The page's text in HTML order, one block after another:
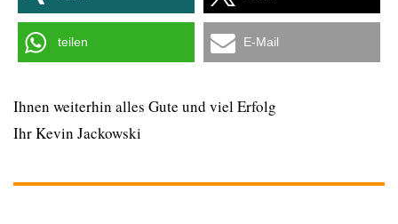
teilen E-Mail
Ihnen weiterhin alles Gute und viel Erfolg
Ihr Kevin Jackowski